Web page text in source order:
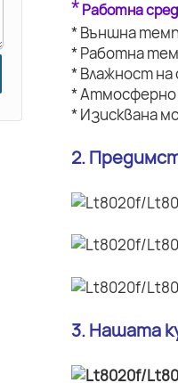
*Работна
* Външна
* Работна
* Влажност на
* Атмосферно
* Изисквана
2.
3. Нашата